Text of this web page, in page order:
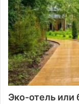
Эко-отель или